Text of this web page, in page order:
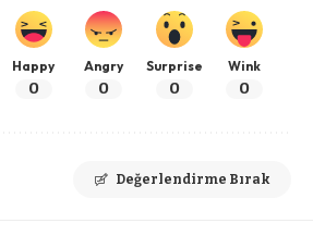
Happy
0
Angry
0
Surprise
0
Wink
0
Değerlendirme Bırak